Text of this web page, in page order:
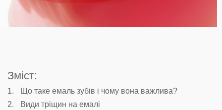
Зміст:
Що таке емаль зубів і чому вона важлива?
Види тріщин на емалі